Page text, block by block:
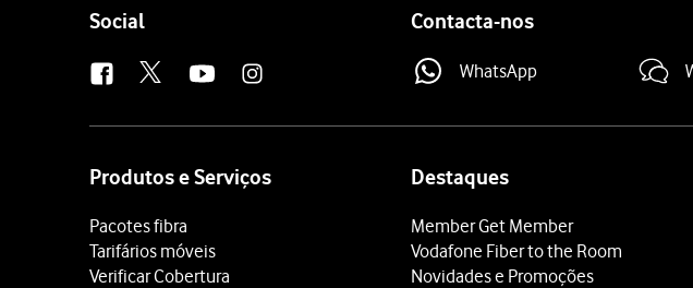
Follow
Social Contacta-nos
WhatsApp
Produtos e Serviços
Pacotes fibra
Tarifários móveis
Verificar Cobertura
Destaques
Member Get Member
Vodafone Fiber to the Room
Novidades e Promoções